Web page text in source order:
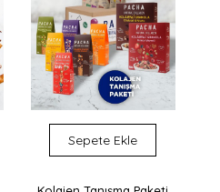
Sepete Ekle